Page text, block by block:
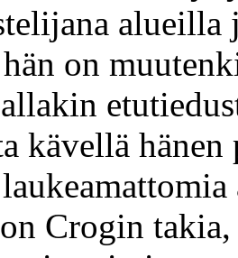
alueilla
on
kävellä hänen
Crogin